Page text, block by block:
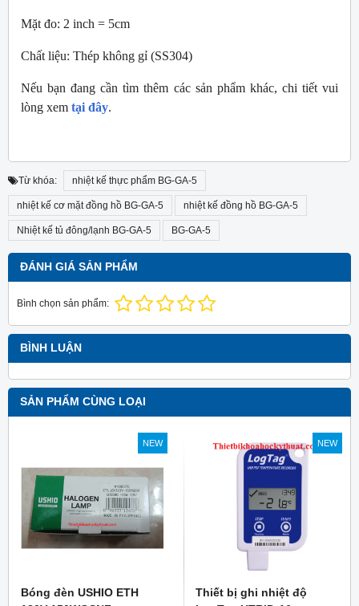
Mặt đo: 2 inch = 5cm
Chất liệu: Thép không gỉ (SS304)
Nếu bạn đang cần tìm thêm các sản phẩm khác, chi tiết vui
lòng xem tại đây.
Từ khóa: nhiệt kế thực phẩm BG-GA-5
nhiệt kế cơ mặt đồng hồ BG-GA-5 nhiệt kế đồng hồ BG-GA-5
Nhiệt kế tủ đông/lạnh BG-GA-5 BG-GA-5
ĐÁNH GIÁ SẢN PHẨM
Bình chọn sản phẩm:
BÌNH LUẬN
SẢN PHẨM CÙNG LOẠI
NEW
Bóng đèn USHIO ETH
NEW
Thiết bị ghi nhiệt độ